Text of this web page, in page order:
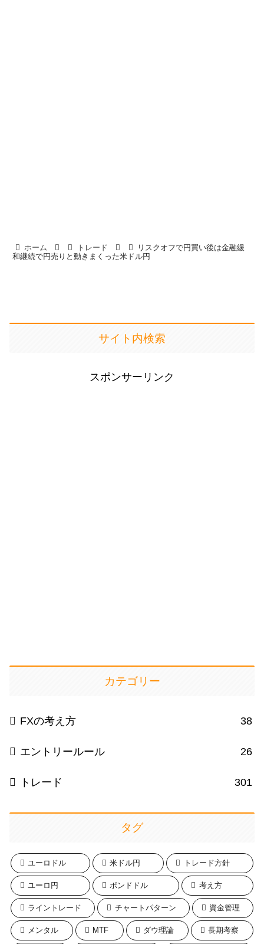
ホーム トレード
リスクオフで円買い後は金融緩
和継続で円売りと動きまくった米ドル円
サイト内検索
スポンサーリンク
カテゴリー
FXの考え方 38
エントリールール 26
トレード 301
タグ
ユーロドル 米ドル円 トレード方針
ユーロ円 ポンドドル 考え方
ライントレード チャートパターン 資金管理
メンタル MTF ダウ理論 長期考察